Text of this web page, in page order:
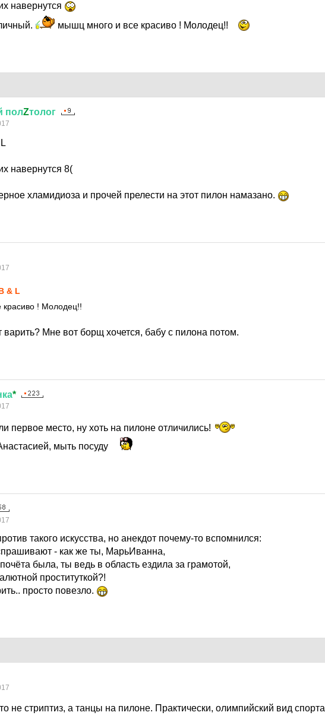
навернутся
мышц много и все красиво ! Молодец!!
полZтолог
навернутся 8(
хламидиоза и прочей прелести на этот пилон намазано.
& L
! Молодец!!
Мне вот борщ хочется, бабу с пилона потом.
*
первое место, ну хоть на пилоне отличились!
мыть посуду
такого искусства, но анекдот почему-то вспомнился:
- как же ты, МарьИванна,
была, ты ведь в область ездила за грамотой,
проституткой?!
просто повезло.
не стриптиз, а танцы на пилоне. Практически, олимпийский вид спорта